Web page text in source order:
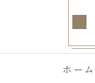
ホーム